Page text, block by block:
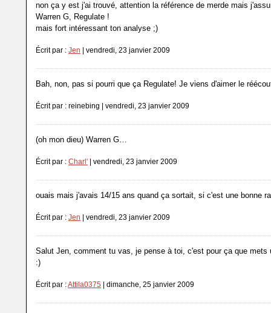
non ça y est j'ai trouvé, attention la référence de merde mais
Warren G, Regulate !
mais fort intéressant ton analyse ;)
Écrit par : Jen | vendredi, 23 janvier 2009
Bah, non, pas si pourri que ça Regulate! Je viens d'aimer le
Écrit par : reinebing | vendredi, 23 janvier 2009
(oh mon dieu) Warren G…
Écrit par : Charl' | vendredi, 23 janvier 2009
ouais mais j'avais 14/15 ans quand ça sortait, si c'est une bonne
Écrit par : Jen | vendredi, 23 janvier 2009
Salut Jen, comment tu vas, je pense à toi, c'est pour ça que mets
:)
Écrit par :Attila0375 | dimanche, 25 janvier 2009